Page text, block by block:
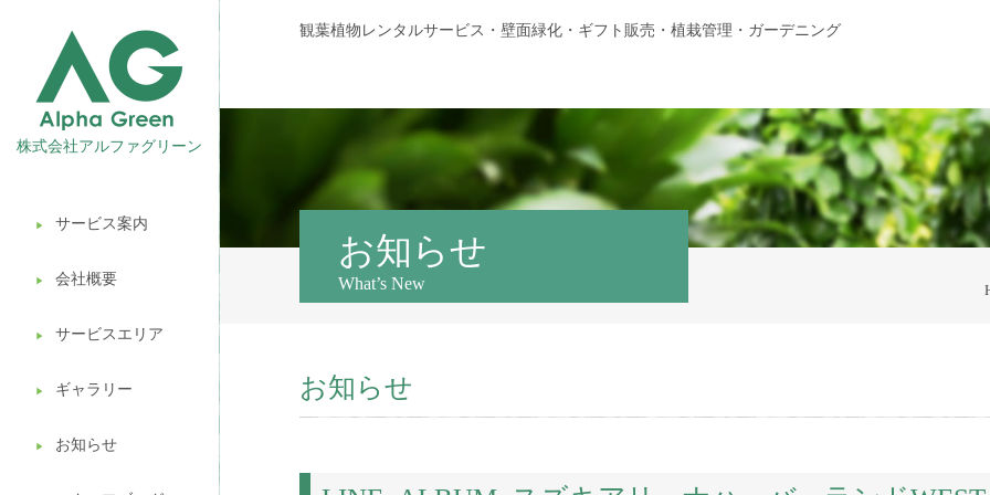
株式会社アルファグリーン
▶︎ サービス案内
▶︎ 会社概要
▶︎ サービスエリア
▶︎ ギャラリー
▶︎ お知らせ
観葉植物レンタル
壁面緑化
ギフト販売
造園ガーデニング
植木処分
観葉植物レンタルサービス・壁面緑化・ギフト販売・植栽管理・ガーデニング
お知らせ
What’s New
お知らせ